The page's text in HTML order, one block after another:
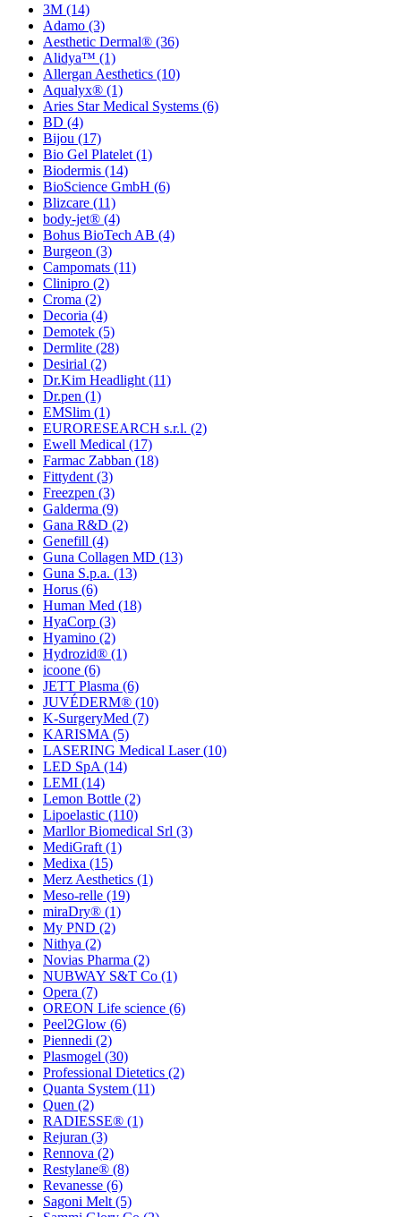
3M (14)
Adamo (3)
Aesthetic Dermal® (36)
Alidya™ (1)
Allergan Aesthetics (10)
Aqualyx® (1)
Aries Star Medical Systems (6)
BD (4)
Bijou (17)
Bio Gel Platelet (1)
Biodermis (14)
BioScience GmbH (6)
Blizcare (11)
body-jet® (4)
Bohus BioTech AB (4)
Burgeon (3)
Campomats (11)
Clinipro (2)
Croma (2)
Decoria (4)
Demotek (5)
Dermlite (28)
Desirial (2)
Dr.Kim Headlight (11)
Dr.pen (1)
EMSlim (1)
EURORESEARCH s.r.l. (2)
Ewell Medical (17)
Farmac Zabban (18)
Fittydent (3)
Freezpen (3)
Galderma (9)
Gana R&D (2)
Genefill (4)
Guna Collagen MD (13)
Guna S.p.a. (13)
Horus (6)
Human Med (18)
HyaCorp (3)
Hyamino (2)
Hydrozid® (1)
icoone (6)
JETT Plasma (6)
JUVÉDERM® (10)
K-SurgeryMed (7)
KARISMA (5)
LASERING Medical Laser(10)
LED SpA (14)
LEMI (14)
Lemon Bottle (2)
Lipoelastic (110)
Marllor Biomedical Srl (3)
MediGraft (1)
Medixa (15)
Merz Aesthetics (1)
Meso-relle (19)
miraDry® (1)
My PND (2)
Nithya (2)
Novias Pharma (2)
NUBWAY S&T Co (1)
Opera (7)
OREON Life science (6)
Peel2Glow (6)
Piennedi (2)
Plasmogel (30)
Professional Dietetics (2)
Quanta System (11)
Quen (2)
RADIESSE® (1)
Rejuran (3)
Rennova (2)
Restylane® (8)
Revanesse (6)
Sagoni Melt (5)